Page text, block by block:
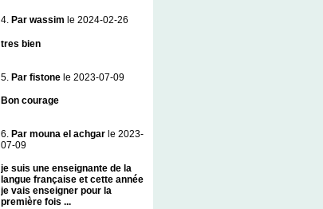
4. Par wassim le 2024-02-26
tres bien
5. Par fistone le 2023-07-09
Bon courage
6. Par mouna el achgar le 2023-
07-09
je suis une enseignante de la
langue française et cette année
je vais enseigner pour la
première fois ...